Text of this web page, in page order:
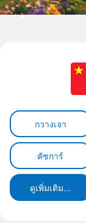
กวางเจา
คัชการ์
ดูเพิ่มเติม...